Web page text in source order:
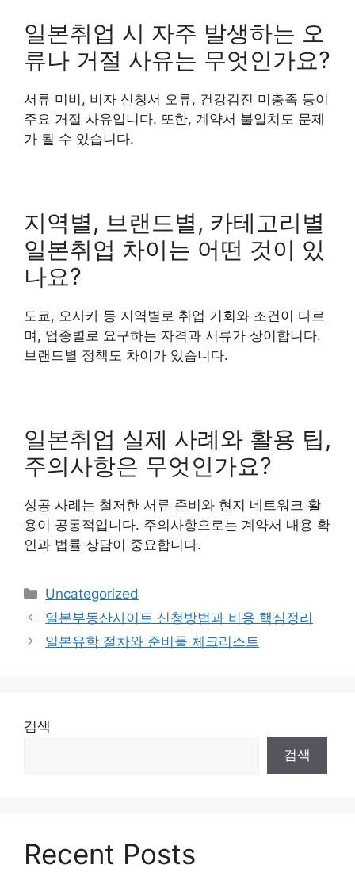
일본취업 시 자주 발생하는 오
류나 거절 사유는 무엇인가요?
서류 미비, 비자 신청서 오류, 건강검진 미충족 등이
주요 거절 사유입니다. 또한, 계약서 불일치도 문제
가 될 수 있습니다.
지역별, 브랜드별, 카테고리별
일본취업 차이는 어떤 것이 있
나요?
도쿄, 오사카 등 지역별로 취업 기회와 조건이 다르
며, 업종별로 요구하는 자격과 서류가 상이합니다.
브랜드별 정책도 차이가 있습니다.
일본취업 실제 사례와 활용 팁,
주의사항은 무엇인가요?
성공 사례는 철저한 서류 준비와 현지 네트워크 활
용이 공통적입니다. 주의사항으로는 계약서 내용 확
인과 법률 상담이 중요합니다.
카
테
리
Uncategorized
일본부동산사이트 신청방법과 비용 핵심정리
일본유학 절차와 준비물 체크리스트
검색
검색
Recent Posts